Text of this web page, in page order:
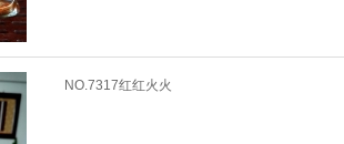
NO.7317红红火火